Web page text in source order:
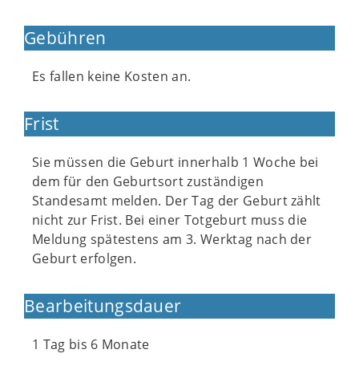
Gebühren
Es fallen keine Kosten an.
Frist
Sie müssen die Geburt innerhalb 1 Woche bei
dem für den Geburtsort zuständigen
Standesamt melden. Der Tag der Geburt zählt
nicht zur Frist. Bei einer Totgeburt muss die
Meldung spätestens am 3. Werktag nach der
Geburt erfolgen.
Bearbeitungsdauer
1 Tag bis 6 Monate